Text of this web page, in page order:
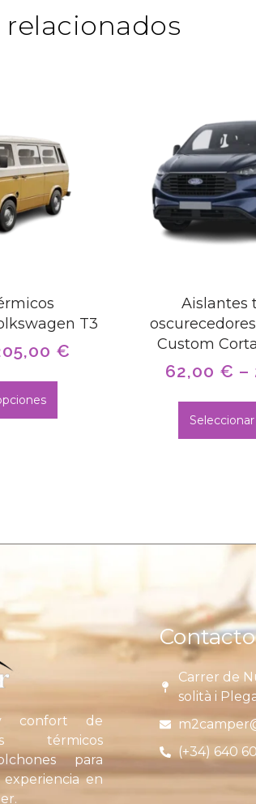
T3
€
Aislantes
Custom
62,00 € –
confort de
térmicos
para
en
Contacto
Carrer de
solità i
(+34) 640